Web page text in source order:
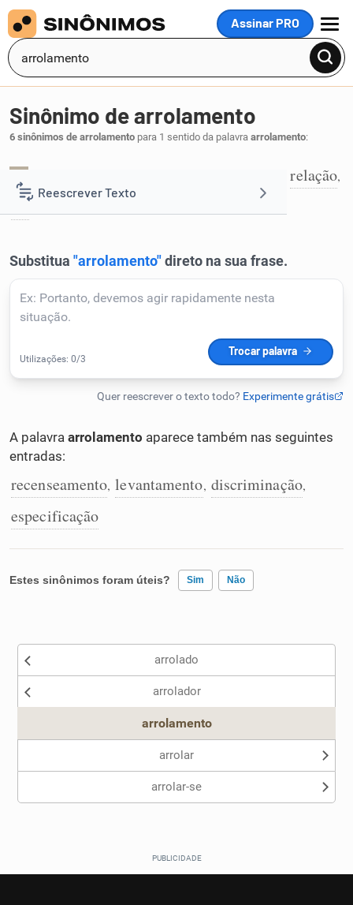
Assinar PRO
MENU
Reescrever Texto
Corrigir Texto
Detector de IA
Cata-letras
Caça-palavras
Sinônimos
Sinônimo de arrolamento
6 sinônimos de arrolamento para 1 sentido da palavra arrolamento:
relação,
rol
A palavra arrolamento aparece também nas seguintes
entradas:
recenseamento, levantamento, discriminação,
especificação
Estes sinônimos foram úteis? Sim Não
Nenhum dos sinônimos apresentados me ajudou
arrolado
arrolador
arrolamento
arrolar
arrolar-se